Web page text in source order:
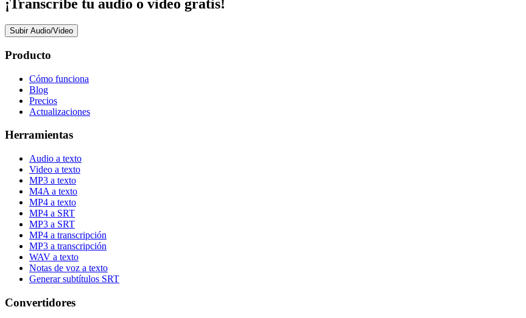
¡Transcribe tu audio o video gratis!
Subir Audio/Video
Producto
Cómo funciona
Blog
Precios
Actualizaciones
Herramientas
Audio a texto
Video a texto
MP3 a texto
M4A a texto
MP4 a texto
MP4 a SRT
MP3 a SRT
MP4 a transcripción
MP3 a transcripción
WAV a texto
Notas de voz a texto
Generar subtítulos SRT
Convertidores